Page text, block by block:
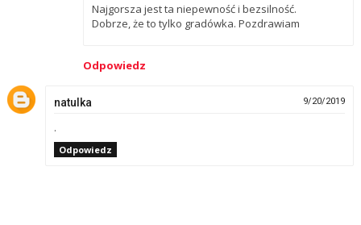
Najgorsza jest ta niepewność i bezsilność.
Dobrze, że to tylko gradówka. Pozdrawiam
Odpowiedz
natulka 9/20/2019
.
Odpowiedz